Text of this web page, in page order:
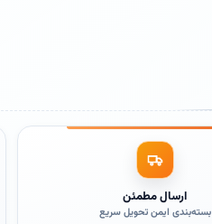
ارسال مطمئن
بسته‌بندی ایمن تحویل سریع